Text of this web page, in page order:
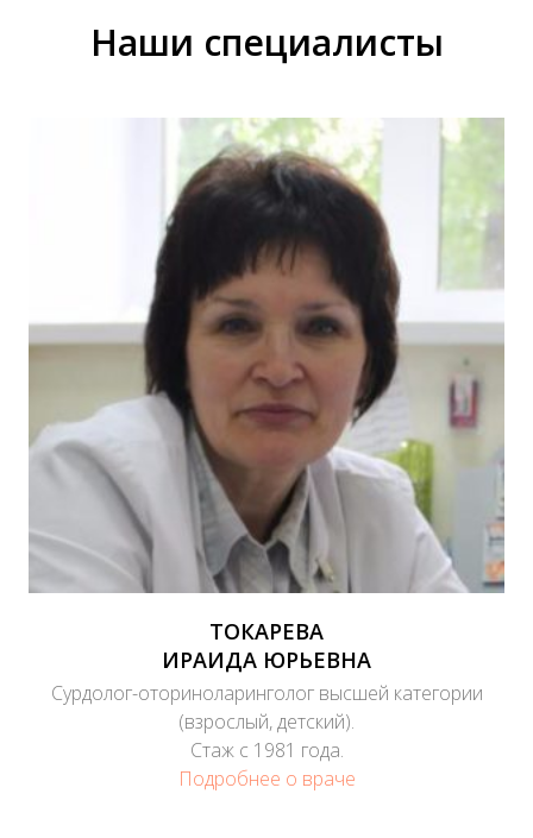
Наши специалисты
ТОКАРЕВА
ИРАИДА ЮРЬЕВНА
Сурдолог-оториноларинголог высшей категории
(взрослый, детский).
Стаж с 1981 года.
Подробнее о враче